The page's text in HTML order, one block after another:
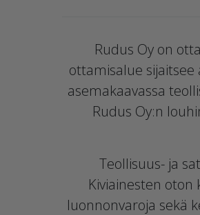
Rudus Oy on
ottamisalue
asemakaavassa
Rudus Oy:n
Teollisuus- ja
Kiviainesten oton
luonnonvaroja sekä